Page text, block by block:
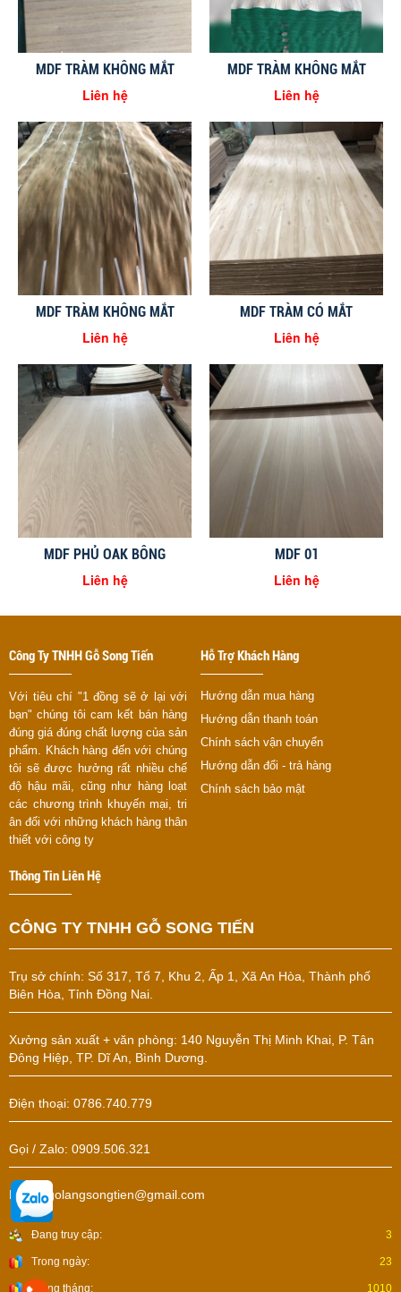
MDF TRÀM KHÔNG MẮT
Liên hệ
MDF TRÀM KHÔNG MẮT
Liên hệ
MDF TRÀM KHÔNG MẮT
Liên hệ
MDF TRÀM CÓ MẮT
Liên hệ
MDF PHỦ OAK BÔNG
Liên hệ
MDF 01
Liên hệ
Công Ty TNHH Gỗ Song Tiến
Với tiêu chí "1 đồng sẽ ở lại với
bạn" chúng tôi cam kết bán hàng
đúng giá đúng chất lượng của sản
phẩm. Khách hàng đến với chúng
tôi sẽ được hưởng rất nhiều chế
độ hậu mãi, cũng như hàng loạt
các chương trình khuyến mại, tri
ân đối với những khách hàng thân
thiết với công ty
Hỗ Trợ Khách Hàng
Hướng dẫn mua hàng
Hướng dẫn thanh toán
Chính sách vận chuyển
Hướng dẫn đổi - trả hàng
Chính sách bảo mật
Thông Tin Liên Hệ
CÔNG TY TNHH GỖ SONG TIẾN
Trụ sở chính: Số 317, Tổ 7, Khu 2, Ấp 1, Xã An Hòa, Thành phố
Biên Hòa, Tỉnh Đồng Nai.
Xưởng sản xuất + văn phòng: 140 Nguyễn Thị Minh Khai, P. Tân
Đông Hiệp, TP. Dĩ An, Bình Dương.
Điện thoại: 0786.740.779
Gọi / Zalo: 0909.506.321
Email: golangsongtien@gmail.com
Đang truy cập: 3
Trong ngày: 23
Trong tháng: 1010